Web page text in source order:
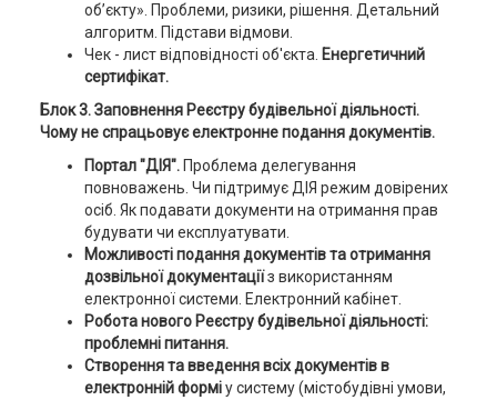
об’єкту». Проблеми, ризики, рішення. Детальний
алгоритм. Підстави відмови.
Чек - лист відповідності об'єкта. Енергетичний
сертифікат.
Блок 3. Заповнення Реєстру будівельної діяльності.
Чому не спрацьовує електронне подання документів.
Портал "ДІЯ". Проблема делегування
повноважень. Чи підтримує ДІЯ режим довірених
осіб. Як подавати документи на отримання прав
будувати чи експлуатувати.
Можливості подання документів та отримання
дозвільної документаціїз використанням
електронної системи. Електронний кабінет.
Робота нового Реєстру будівельної діяльності:
проблемні питання.
Створення та введення всіх документів в
електронній форміу систему (містобудівні умови,